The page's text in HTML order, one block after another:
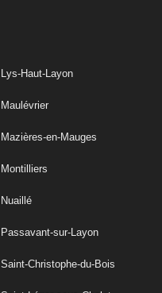
Lys-Haut-Layon
Maulévrier
Mazières-en-Mauges
Montilliers
Nuaillé
Passavant-sur-Layon
Saint-Christophe-du-Bois